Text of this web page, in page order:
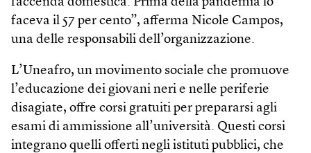
faceva il 57 per cento”, afferma Nicole Campos,
una delle responsabili dell’organizzazione.
L’Uneafro, un movimento sociale che promuove
l’educazione dei giovani neri e nelle periferie
disagiate, offre corsi gra­tuiti per prepararsi agli
esami di ammissione all’università. Questi corsi
integrano quelli offerti negli istituti pubblici, che